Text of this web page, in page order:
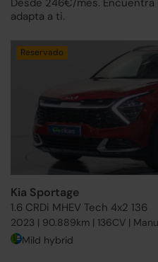
adapta a ti.
Reservado
Kia Sportage
1.6 CRDi MHEV Tech 4x2 136
2023 | 90.889km | 136CV |
Mild hybrid